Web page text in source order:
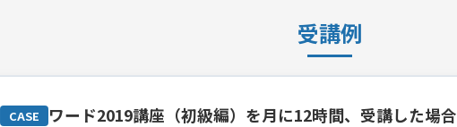
受講例
CASE ワード2019講座（初級編）を月に12時間、受講した場合